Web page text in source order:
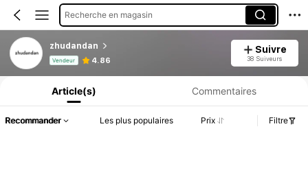
Recherche en magasin
zhudandan
Vendeur 4.86
Suivre
38 Suiveurs
Informations produit : Divulgation des prix, détails sur les ventes et le stock.
Article(s) Commentaires
Recommander Les plus populaires Prix Filtre